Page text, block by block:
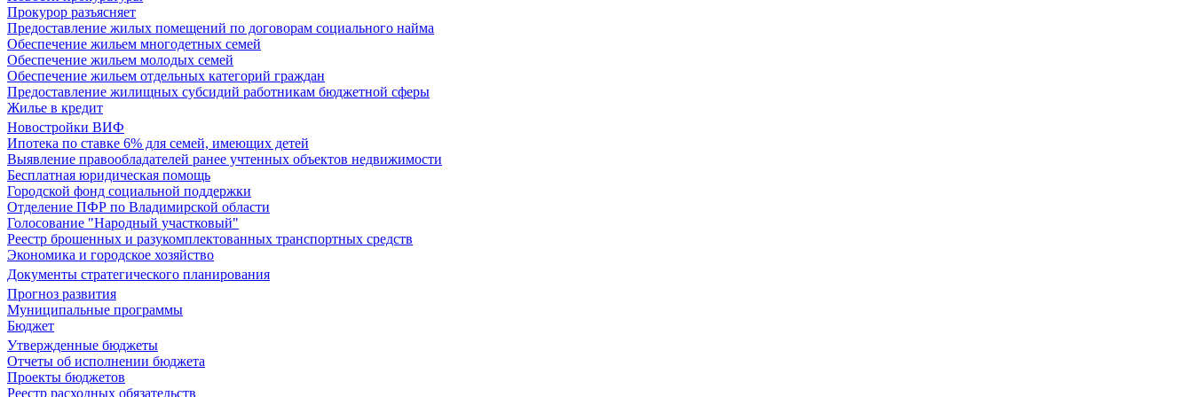
Прокурор разъясняет
Предоставление жилых помещений по договорам социального найма
Обеспечение жильем многодетных семей
Обеспечение жильем молодых семей
Обеспечение жильем отдельных категорий граждан
Предоставление жилищных субсидий работникам бюджетной сферы
Жилье в кредит
Новостройки ВИФ
Ипотека по ставке 6% для семей, имеющих детей
Выявление правообладателей ранее учтенных объектов недвижимости
Бесплатная юридическая помощь
Городской фонд социальной поддержки
Отделение ПФР по Владимирской области
Голосование "Народный участковый"
Реестр брошенных и разукомплектованных транспортных средств
Экономика и городское хозяйство
Документы стратегического планирования
Прогноз развития
Муниципальные программы
Бюджет
Утвержденные бюджеты
Отчеты об исполнении бюджета
Проекты бюджетов
Реестр расходных обязательств